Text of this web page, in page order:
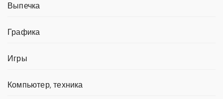
Выпечка
Графика
Игры
Компьютер, техника